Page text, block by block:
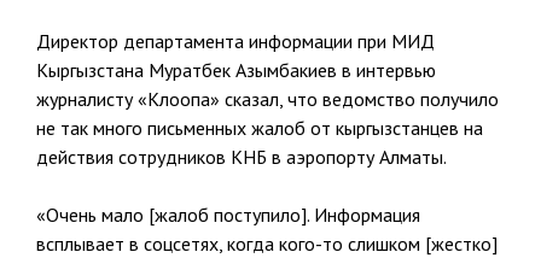
Директор департамента информации при МИД
Кыргызстана Муратбек Азымбакиев в интервью
журналисту «Клоопа» сказал, что ведомство получило
не так много письменных жалоб от кыргызстанцев на
действия сотрудников КНБ в аэропорту Алматы.
«Очень мало [жалоб поступило]. Информация
всплывает в соцсетях, когда кого-то слишком [жестко]